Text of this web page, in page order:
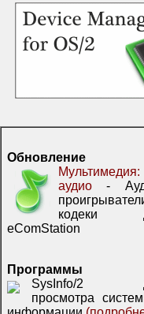
Обновление
Мультимедия:
аудио -
кодеки
eComStation
Программы
SysInfo/2
просмотра